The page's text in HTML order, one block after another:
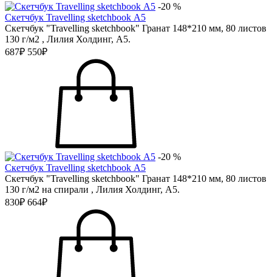
-20 %
Скетчбук Travelling sketchbook А5
Скетчбук "Travelling sketchbook" Гранат 148*210 мм, 80 листов
130 г/м2 , Лилия Холдинг, А5.
687₽ 550₽
-20 %
Скетчбук Travelling sketchbook А5
Скетчбук "Travelling sketchbook" Гранат 148*210 мм, 80 листов
130 г/м2 на спирали , Лилия Холдинг, А5.
830₽ 664₽